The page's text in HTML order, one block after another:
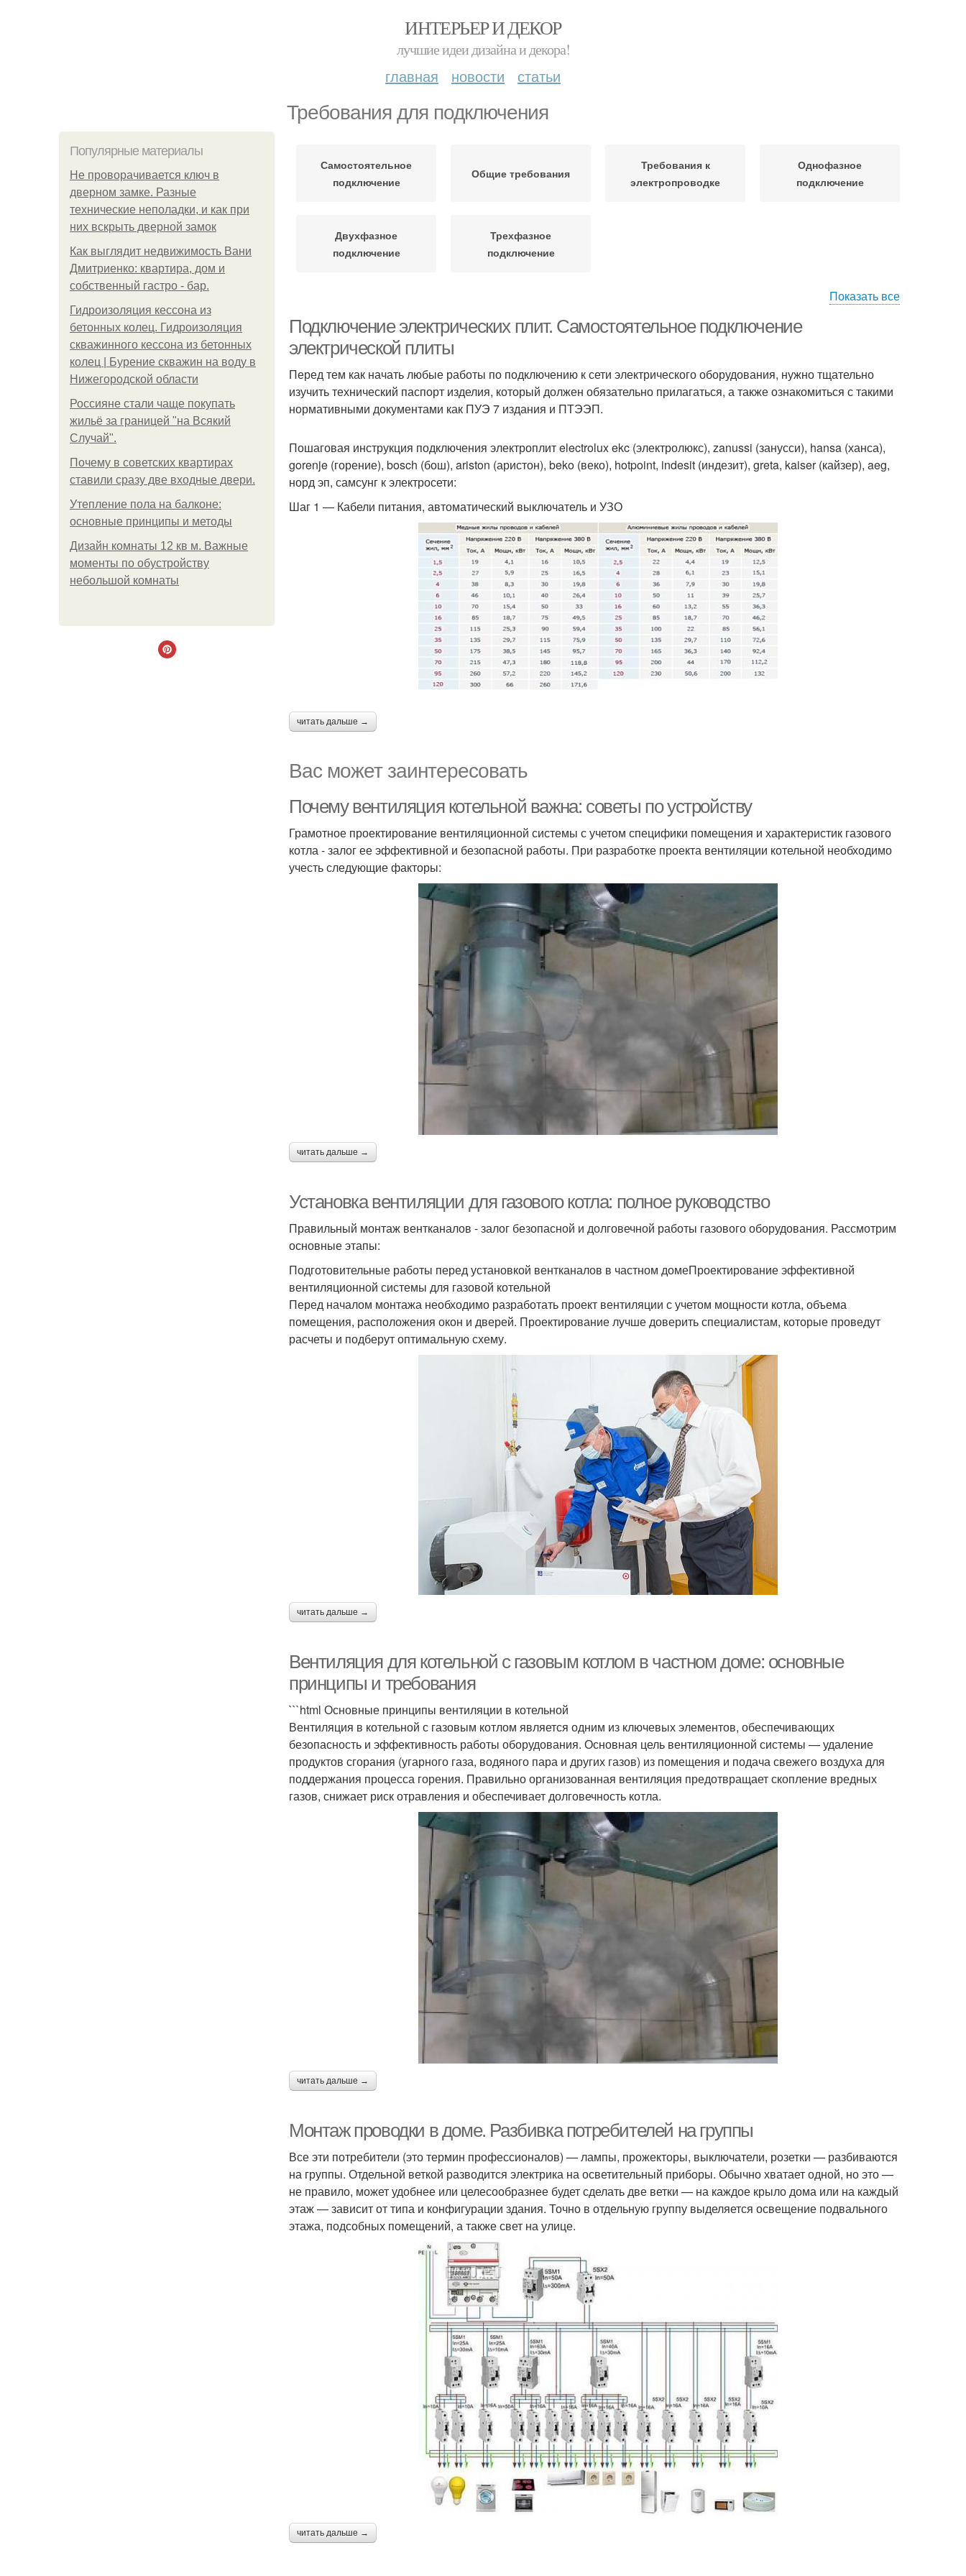
ИНТЕРЬЕР И ДЕКОР
лучшие идеи дизайна и декора!
главная новости статьи
Требования для подключения
Популярные материалы
Не проворачивается ключ в
дверном замке. Разные
технические неполадки, и как при
них вскрыть дверной замок
Как выглядит недвижимость Вани
Дмитриенко: квартира, дом и
собственный гастро - бар.
Гидроизоляция кессона из
бетонных колец. Гидроизоляция
скважинного кессона из бетонных
колец | Бурение скважин на воду в
Нижегородской области
Россияне стали чаще покупать
жильё за границей "на Всякий
Случай".
Почему в советских квартирах
ставили сразу две входные двери.
Утепление пола на балконе:
основные принципы и методы
Дизайн комнаты 12 кв м. Важные
моменты по обустройству
небольшой комнаты
Самостоятельное
подключение
Общие требования
Требования к
электропроводке
Однофазное
подключение
Двухфазное
подключение
Трехфазное
подключение
Показать все
Подключение электрических плит. Самостоятельное подключение
электрической плиты
Перед тем как начать любые работы по подключению к сети электрического оборудования, нужно тщательно
изучить технический паспорт изделия, который должен обязательно прилагаться, а также ознакомиться с такими
нормативными документами как ПУЭ 7 издания и ПТЭЭП.
Пошаговая инструкция подключения электроплит electrolux ekc (электролюкс), zanussi (занусси), hansa (ханса),
gorenje (горение), bosch (бош), ariston (аристон), beko (веко), hotpoint, indesit (индезит), greta, kaiser (кайзер), aeg,
норд эп, самсунг к электросети:
Шаг 1 — Кабели питания, автоматический выключатель и УЗО
читать дальше →
Вас может заинтересовать
Почему вентиляция котельной важна: советы по устройству
Грамотное проектирование вентиляционной системы с учетом специфики помещения и характеристик газового
котла - залог ее эффективной и безопасной работы. При разработке проекта вентиляции котельной необходимо
учесть следующие факторы:
читать дальше →
Установка вентиляции для газового котла: полное руководство
Правильный монтаж вентканалов - залог безопасной и долговечной работы газового оборудования. Рассмотрим
основные этапы:
Подготовительные работы перед установкой вентканалов в частном домеПроектирование эффективной
вентиляционной системы для газовой котельной
Перед началом монтажа необходимо разработать проект вентиляции с учетом мощности котла, объема
помещения, расположения окон и дверей. Проектирование лучше доверить специалистам, которые проведут
расчеты и подберут оптимальную схему.
читать дальше →
Вентиляция для котельной с газовым котлом в частном доме: основные
принципы и требования
```html Основные принципы вентиляции в котельной
Вентиляция в котельной с газовым котлом является одним из ключевых элементов, обеспечивающих
безопасность и эффективность работы оборудования. Основная цель вентиляционной системы — удаление
продуктов сгорания (угарного газа, водяного пара и других газов) из помещения и подача свежего воздуха для
поддержания процесса горения. Правильно организованная вентиляция предотвращает скопление вредных
газов, снижает риск отравления и обеспечивает долговечность котла.
читать дальше →
Монтаж проводки в доме. Разбивка потребителей на группы
Все эти потребители (это термин профессионалов) — лампы, прожекторы, выключатели, розетки — разбиваются
на группы. Отдельной веткой разводится электрика на осветительный приборы. Обычно хватает одной, но это —
не правило, может удобнее или целесообразнее будет сделать две ветки — на каждое крыло дома или на каждый
этаж — зависит от типа и конфигурации здания. Точно в отдельную группу выделяется освещение подвального
этажа, подсобных помещений, а также свет на улице.
читать дальше →